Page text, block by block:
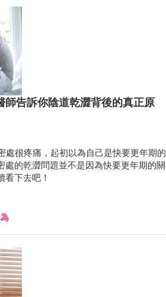
師告訴你陰道乾澀背後的真正原
處很疼痛，起初以為自己是快要更年期的
的乾澀問題並不是因為快要更年期的關
下去吧！